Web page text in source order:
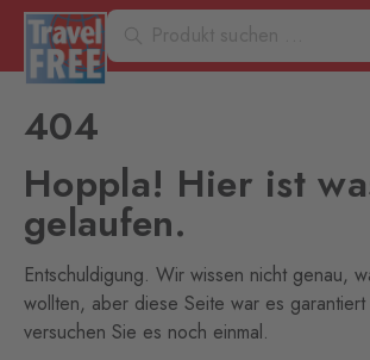
404
Hoppla! Hier ist
gelaufen.
Entschuldigung. Wir wissen nicht genau,
wollten, aber diese Seite war es
versuchen Sie es noch einmal.